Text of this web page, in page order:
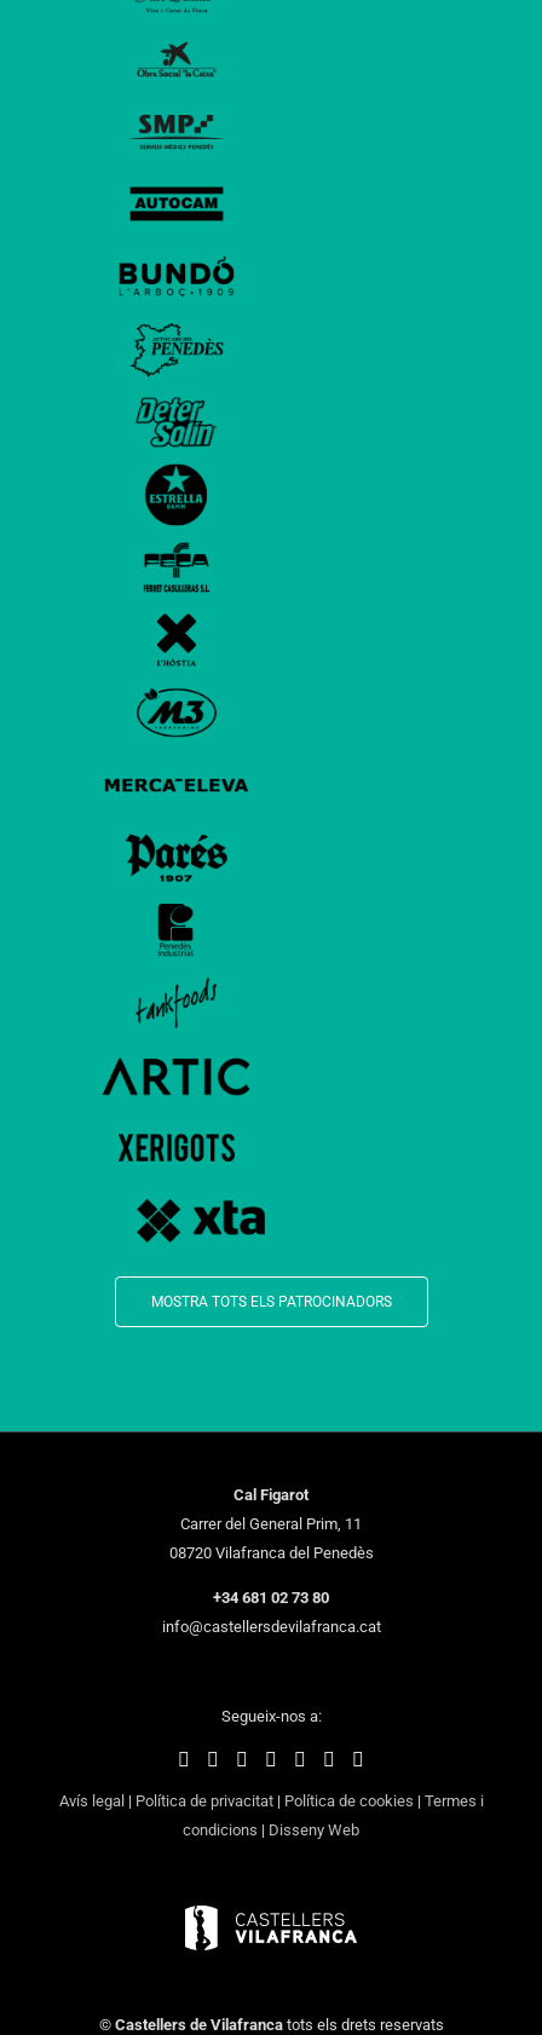
MOSTRA TOTS ELS PATROCINADORS
Cal Figarot
Carrer del General Prim, 11
08720 Vilafranca del Penedès
+34 681 02 73 80
info@castellersdevilafranca.cat
Segueix-nos a:
Avís legal | Política de privacitat| Política de cookies | Termes i
condicions | Disseny Web
© Castellers de Vilafrancatots els drets reservats